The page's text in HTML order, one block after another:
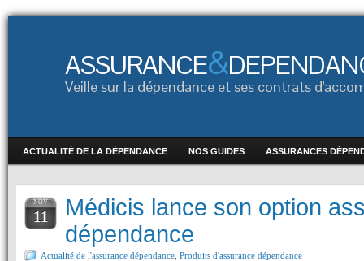
ASSURANCE&
Veille sur la dépendance et ses contrats
ACTUALITÉ DE LA DÉPENDANCE NOS GUIDES ASSURANCES
NOV
11
Médicis lance son option
dépendance
Actualité de l'assurance dépendance Produits d'assurance dépendance